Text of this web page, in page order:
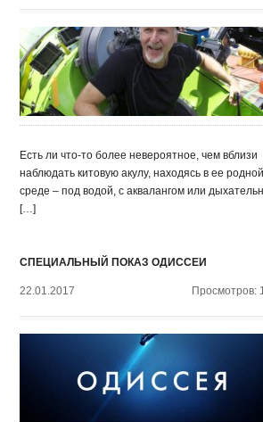
Есть ли что-то более невероятное, чем вблизи
наблюдать китовую акулу, находясь в ее родной
среде – под водой, с аквалангом или
[…]
СПЕЦИАЛЬНЫЙ ПОКАЗ ОДИССЕИ
22.01.2017 Просмотров: